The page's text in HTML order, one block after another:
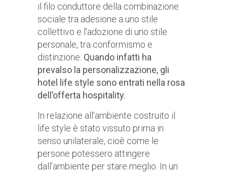
il filo conduttore della combinazione
sociale tra adesione a uno stile
collettivo e l’adozione di uno stile
personale, tra conformismo e
distinzione. Quando infatti ha
prevalso la personalizzazione, gli
hotel life style sono entrati nella rosa
dell’offerta hospitality.
In relazione all’ambiente costruito il
life style è stato vissuto prima in
senso unilaterale, cioè come le
persone potessero attingere
dall’ambiente per stare meglio. In un